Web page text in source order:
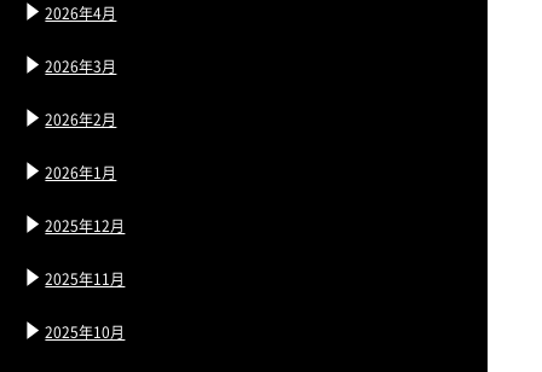
2026年4月
2026年3月
2026年2月
2026年1月
2025年12月
2025年11月
2025年10月